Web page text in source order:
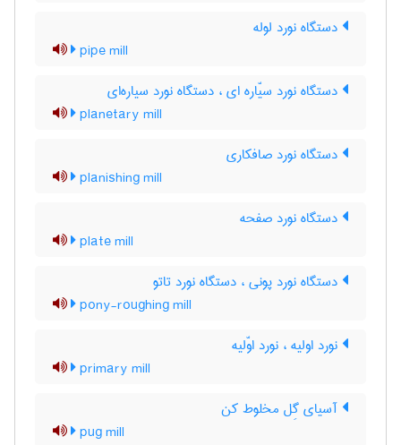
دستگاه نورد لوله
pipe mill
دستگاه نورد سیّاره ای ، دستگاه نورد سیاره‌ای
planetary mill
دستگاه نورد صافکاری
planishing mill
دستگاه نورد صفحه
plate mill
دستگاه نورد پونی ، دستگاه نورد تاتو
pony-roughing mill
نورد اولیه ، نورد اوّلیه
primary mill
آسیای گِل مخلوط کن
pug mill